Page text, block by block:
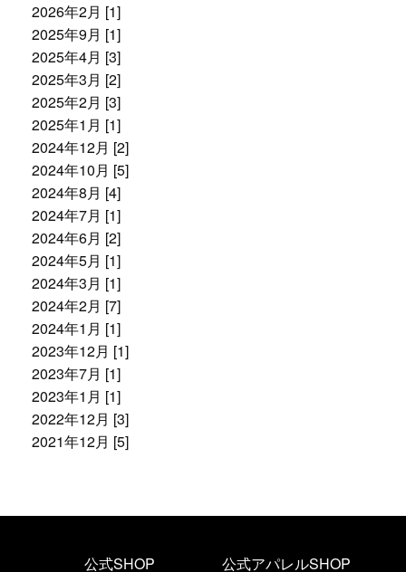
2026年2月 [1]
2025年9月 [1]
2025年4月 [3]
2025年3月 [2]
2025年2月 [3]
2025年1月 [1]
2024年12月 [2]
2024年10月 [5]
2024年8月 [4]
2024年7月 [1]
2024年6月 [2]
2024年5月 [1]
2024年3月 [1]
2024年2月 [7]
2024年1月 [1]
2023年12月 [1]
2023年7月 [1]
2023年1月 [1]
2022年12月 [3]
2021年12月 [5]
公式SHOP 公式アパレルSHOP